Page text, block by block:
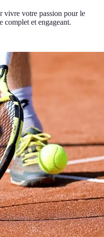
vivre votre passion pour le
complet et engageant.